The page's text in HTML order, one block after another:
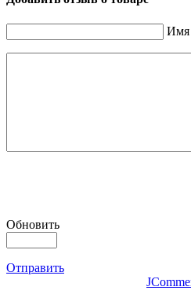
Имя
Обновить
Отправить